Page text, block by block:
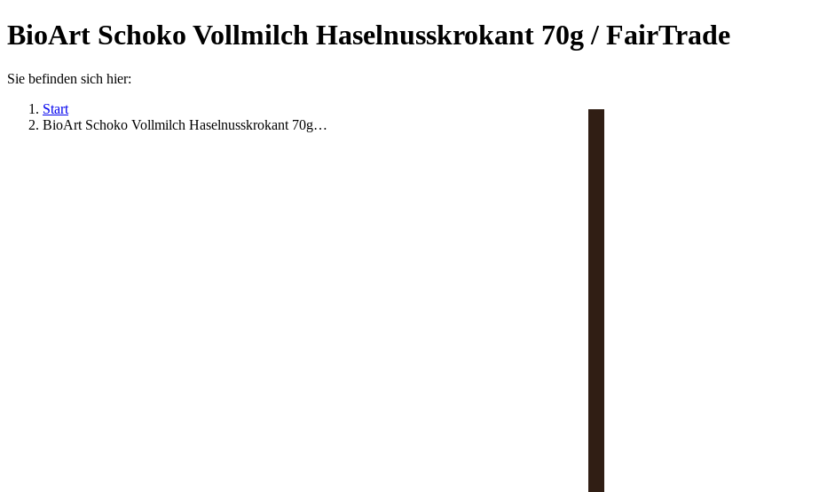
BioArt Schoko Vollmilch Haselnusskrokant 70g / FairTrade
Sie befinden sich hier:
Start
BioArt Schoko Vollmilch Haselnusskrokant 70g…